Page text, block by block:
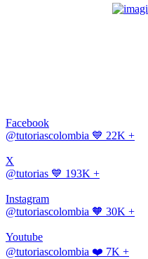
Facebook
@tutoriascolombia 💙 22K +
X
@tutorias 💙 193K +
Instagram
@tutoriascolombia 🧡 30K +
Youtube
@tutoriascolombia ❤️ 7K +